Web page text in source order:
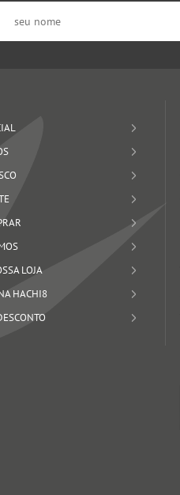
LOJA
HACHI8